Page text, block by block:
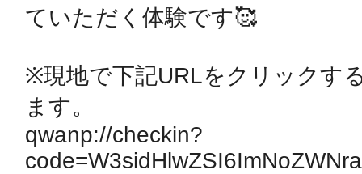
ていただく体験です🥰
※現地で下記URLをクリックす
ます。
qwanp://checkin?